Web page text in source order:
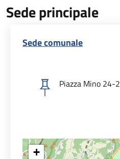
Sede principale
Sede comunale
Piazza Mino 24-
+